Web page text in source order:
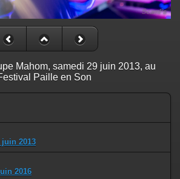
Mahom, samedi 29 juin 2013, au
Paille en Son
2013
2016